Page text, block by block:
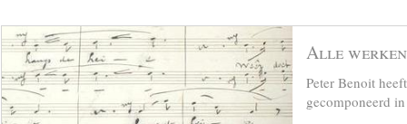
Alle werken
Peter Benoit
gecomponeerd